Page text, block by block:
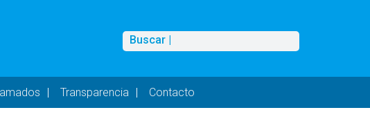
Buscar
Buscar |
Transparencia Contacto